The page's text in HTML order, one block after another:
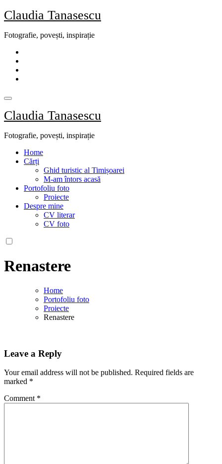
Skip
to
Claudia Tanasescu
Fotografie, povești, inspirație
Claudia Tanasescu
Fotografie, povești, inspirație
Home
Cărți
Ghid turistic al Timișoarei
M-am întors acasă
Portofoliu foto
Proiecte
Despre mine
CV literar
CV foto
Renastere
Home
Portofoliu foto
Proiecte
Renastere
Leave a Reply
Your email address will not be published. Required fields are
marked *
Comment *